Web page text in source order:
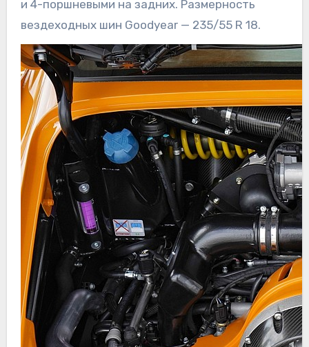
и 4-поршневыми на задних. Размерность
вездеходных шин Goodyear — 235/55 R 18.